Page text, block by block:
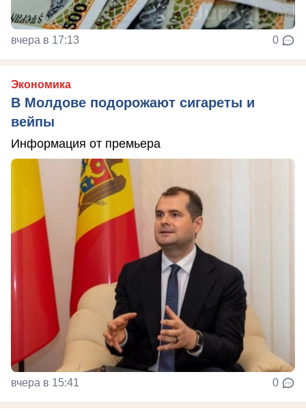
вчера в 17:13 0
Экономика
В Молдове подорожают сигареты и
вейпы
Информация от премьера
вчера в 15:41 0